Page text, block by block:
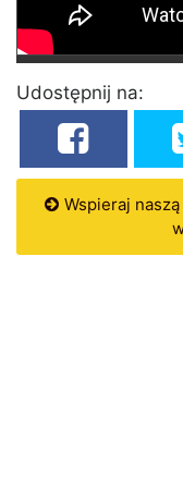
Udostępnij na:
Wspieraj